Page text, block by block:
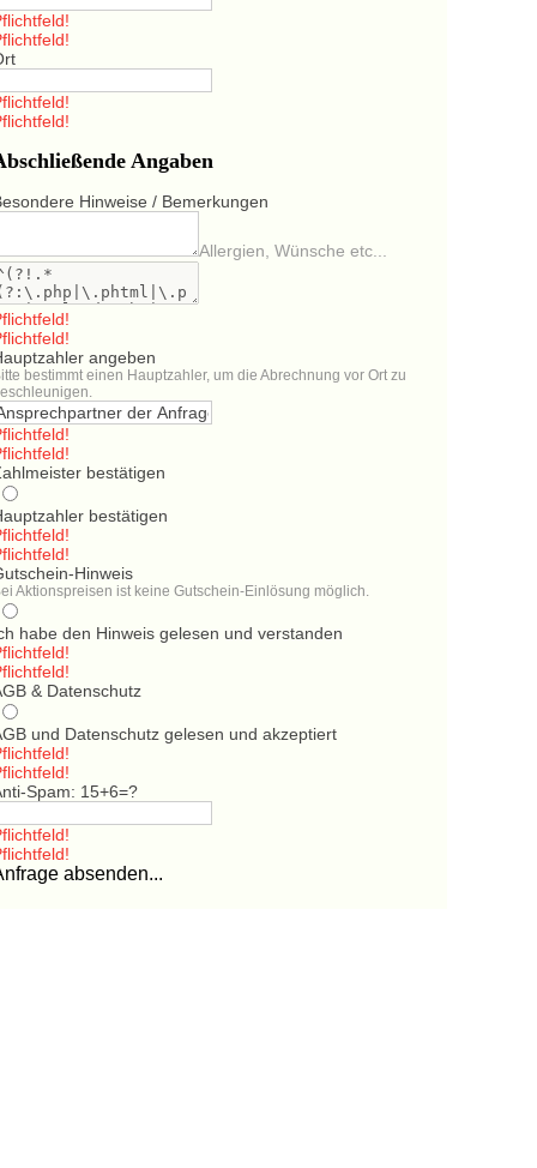
Angaben
Hinweise / Bemerkungen
Allergien, Wünsche etc...
angeben
bestimmt einen Hauptzahler, um die Abrechnung vor Ort zu
bestätigen
bestätigen
Hinweis
Aktionspreisen ist keine Gutschein-Einlösung möglich.
habe den Hinweis gelesen und verstanden
& Datenschutz
und Datenschutz gelesen und akzeptiert
Spam: 15+6=?
absenden...